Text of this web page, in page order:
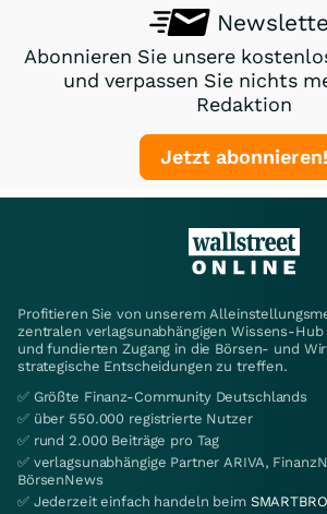
Abonnieren Sie unsere
und verpassen Sie nichts
Redaktion
Jetzt abonnieren!
Profitieren Sie von unserem
zentralen verlagsunabhängigen Wissens-
und fundierten Zugang in die Börsen- und
strategische Entscheidungen zu treffen.
✅ Größte Finanz-Community Deutschlands
✅ über 550.000 registrierte Nutzer
✅ rund 2.000 Beiträge pro Tag
✅ verlagsunabhängige Partner ARIVA,
BörsenNews
✅ Jederzeit einfach handeln beim